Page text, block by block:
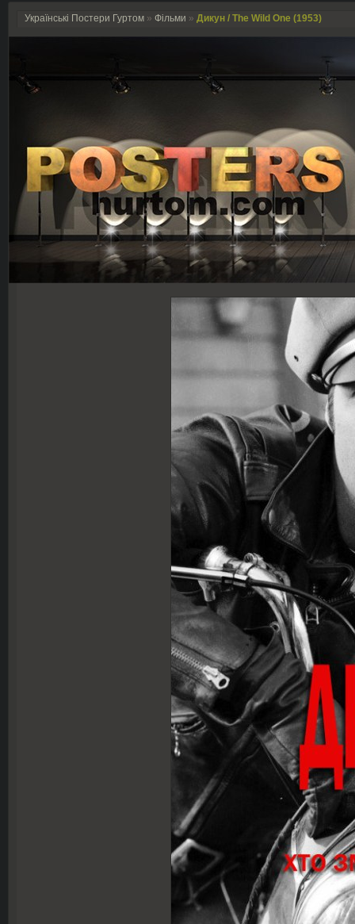
Українські Постери Гуртом » Фільми » Дикун / The Wild One (1953)